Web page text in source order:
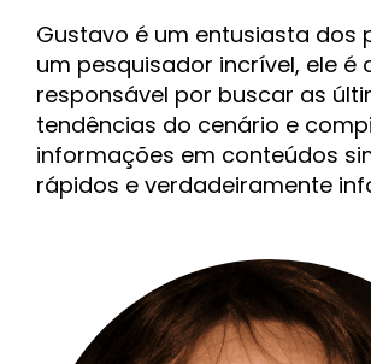
Gustavo é um entusiasta dos
um pesquisador incrível, ele é
responsável por buscar as
tendências do cenário e
informações em conteúdos
rápidos e verdadeiramente